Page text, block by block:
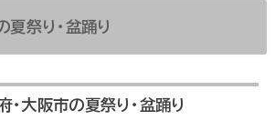
夏祭り・盆踊り
・大阪市の夏祭り・盆踊り